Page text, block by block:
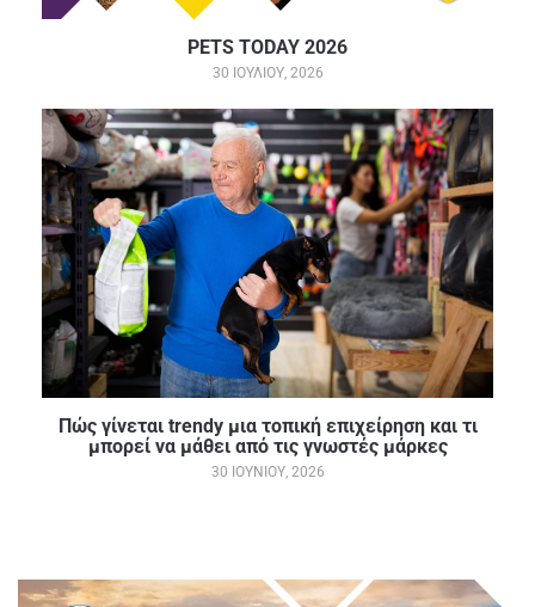
PETS TODAY 2026
30 ΙΟΥΛΊΟΥ, 2026
Πώς γίνεται trendy μια τοπική επιχείρηση και τι
μπορεί να μάθει από τις γνωστές μάρκες
30 ΙΟΥΝΊΟΥ, 2026